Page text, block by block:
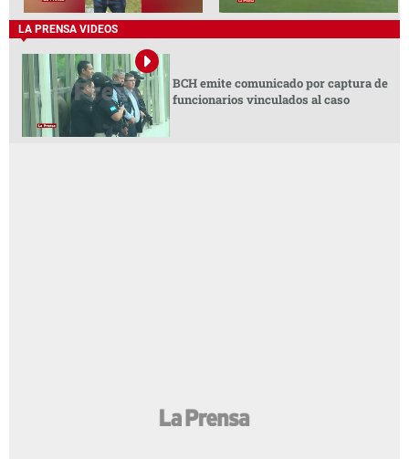
LA PRENSA VIDEOS
BCH emite comunicado por captura de
funcionarios vinculados al caso